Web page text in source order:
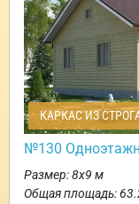
КАРКАС ИЗ
№130
Размер: 8х9 м
Общая площадь: